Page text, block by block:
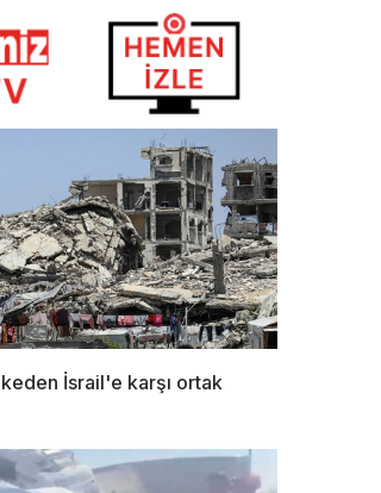
İsrail'e karşı ortak